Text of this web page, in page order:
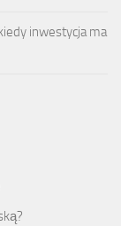
inwestycja ma